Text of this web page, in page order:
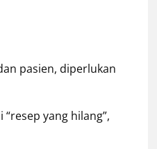
pasien, diperlukan
yang hilang”,